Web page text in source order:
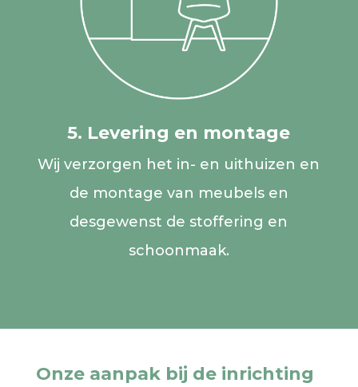
5. Levering en montage
Wij verzorgen het in- en uithuizen en
de montage van meubels en
desgewenst de stoffering en
schoonmaak.
Onze aanpak bij de inrichting